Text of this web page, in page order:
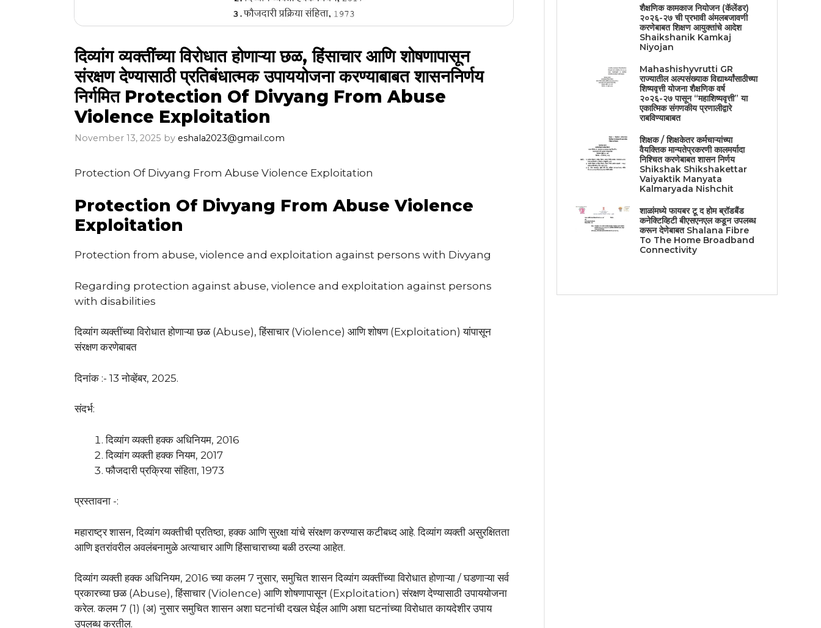
दिव्यांग व्यक्तींच्या विरोधात होणाऱ्या छळ, हिंसाचार आणि शोषणापासून
संरक्षण देण्यासाठी प्रतिबंधात्मक उपाययोजना करण्याबाबत शासननिर्णय
निर्गमित Protection Of Divyang From Abuse
Violence Exploitation
November 13, 2025 by eshala2023@gmail.com
Protection Of Divyang From Abuse Violence Exploitation
Protection Of Divyang From Abuse Violence
Exploitation
Protection from abuse, violence and exploitation against persons with Divyang
Regarding protection against abuse, violence and exploitation against persons
with disabilities
दिव्यांग व्यक्तींच्या विरोधात होणाऱ्या छळ (Abuse), हिंसाचार (Violence) आणि शोषण (Exploitation) यांपासून
संरक्षण करणेबाबत
दिनांक :- 13 नोव्हेंबर, 2025.
संदर्भ:
दिव्यांग व्यक्ती हक्क अधिनियम, 2016
दिव्यांग व्यक्ती हक्क नियम, 2017
फौजदारी प्रक्रिया संहिता, 1973
प्रस्तावना -:
महाराष्ट्र शासन, दिव्यांग व्यक्तीची प्रतिष्ठा, हक्क आणि सुरक्षा यांचे संरक्षण करण्यास कटीबध्द आहे. दिव्यांग व्यक्ती असुरक्षितता
आणि इतरांवरील अवलंबनामुळे अत्याचार आणि हिंसाचाराच्या बळी ठरल्या आहेत.
दिव्यांग व्यक्ती हक्क अधिनियम, 2016 च्या कलम 7 नुसार, समुचित शासन दिव्यांग व्यक्तींच्या विरोधात होणाऱ्या / घडणाऱ्या सर्व
प्रकारच्या छळ (Abuse), हिंसाचार (Violence) आणि शोषणापासून (Exploitation) संरक्षण देण्यासाठी उपाययोजना
करेल. कलम 7 (1) (अ) नुसार समुचित शासन अशा घटनांची दखल घेईल आणि अशा घटनांच्या विरोधात कायदेशीर उपाय
उपलब्ध करतील.
शैक्षणिक कामकाज नियोजन (कॅलेंडर)
२०२६-२७ ची प्रभावी अंमलबजावणी
करणेबाबत शिक्षण आयुक्तांचे आदेश
Shaikshanik Kamkaj
Niyojan
Mahashishyvrutti GR
राज्यातील अल्पसंख्याक विद्यार्थ्यांसाठीच्या
शिष्यवृत्ती योजना शैक्षणिक वर्ष
२०२६-२७ पासून “महाशिष्यवृत्ती” या
एकात्मिक संगणकीय प्रणालीद्वारे
राबविण्याबाबत
शिक्षक / शिक्षकेतर कर्मचाऱ्यांच्या
वैयक्तिक मान्यतेप्रकरणी कालमर्यादा
निश्चित करणेबाबत शासन निर्णय
Shikshak Shikshakettar
Vaiyaktik Manyata
Kalmaryada Nishchit
शाळांमध्ये फायबर टू द होम ब्रॉडबैंड
कनेक्टिव्हिटी बीएसएनएल कडून उपलब्ध
करून देणेबाबत Shalana Fibre
To The Home Broadband
Connectivity